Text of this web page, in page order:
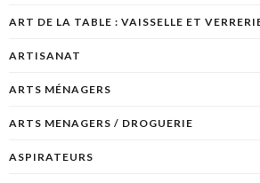
ART DE LA TABLE : VAISSELLE ET
ARTISANAT
ARTS MÉNAGERS
ARTS MENAGERS / DROGUERIE
ASPIRATEURS